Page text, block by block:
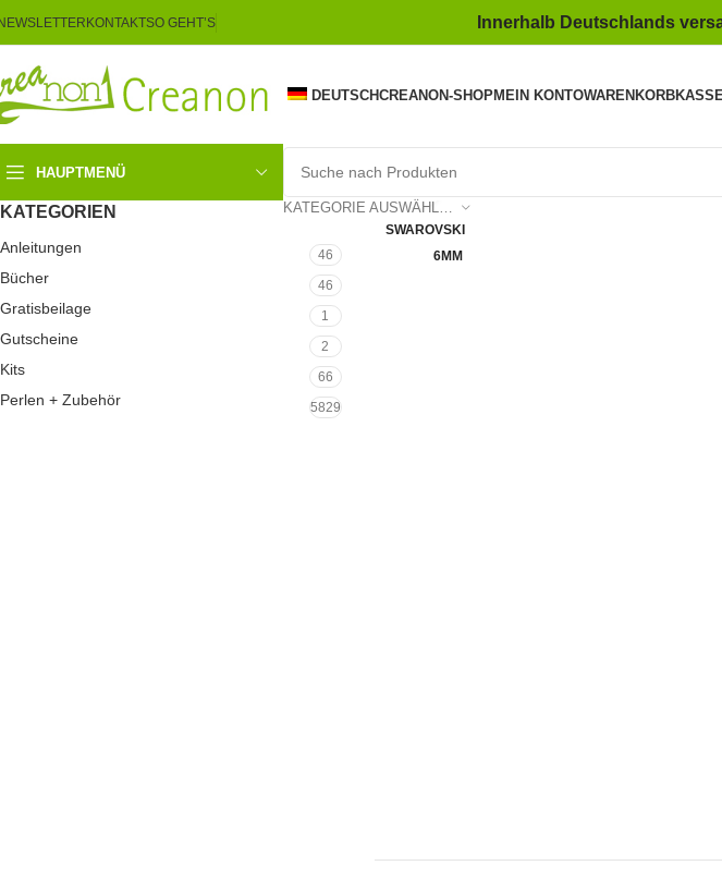
KONTAKTSO GEHT’S Innerhalb Deutschlands
DEUTSCHCREANON-SHOPMEIN KONTOWARENKORBKASSE
HAUPTMENÜ
KATEGORIE AUSWÄHLEN
KATEGORIEN
Anleitungen 46
Bücher 46
Gratisbeilage 1
Gutscheine 2
Kits 66
Perlen + Zubehör 5829
SWAROVSKI
6MM
Click to enlarge